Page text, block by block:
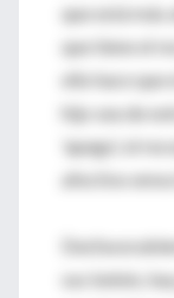
que está más
que tiene el
ello hace
hijo sea de
'apego', el
afectivo
sus bebés,